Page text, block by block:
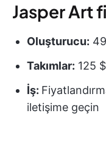
Jasper Art
Oluşturucu:
Takımlar: 125
İş:
iletişime geçin